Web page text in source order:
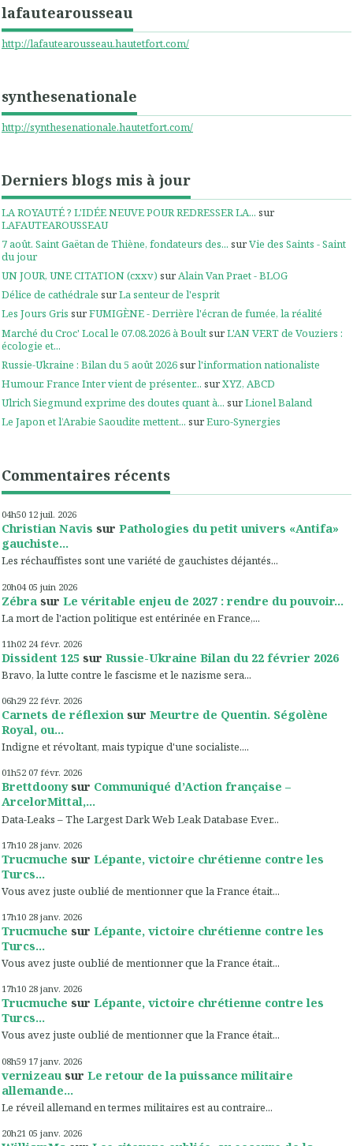
lafautearousseau
http://lafautearousseau.hautetfort.com/
synthesenationale
http://synthesenationale.hautetfort.com/
Derniers blogs mis à jour
LA ROYAUTÉ ? L'IDÉE NEUVE POUR REDRESSER LA... sur
LAFAUTEAROUSSEAU
7 août. Saint Gaëtan de Thiène, fondateurs des... surVie des Saints - Saint
du jour
UN JOUR, UNE CITATION (cxxv) surAlain Van Praet - BLOG
Délice de cathédrale surLa senteur de l'esprit
Les Jours Gris surFUMIGÈNE - Derrière l'écran de fumée, la réalité
Marché du Croc' Local le 07.08.2026 à BoultsurL'AN VERT de Vouziers :
écologie et...
Russie-Ukraine : Bilan du 5 août 2026surl'information nationaliste
Humour. France Inter vient de présenter... surXYZ, ABCD
Ulrich Siegmund exprime des doutes quant à... surLionel Baland
Le Japon et l’Arabie Saoudite mettent... surEuro-Synergies
Commentaires récents
04h50 12 juil. 2026
Christian Navis sur Pathologies du petit univers «Antifa»
gauchiste...
Les réchauffistes sont une variété de gauchistes déjantés...
20h04 05 juin 2026
Zébra sur Le véritable enjeu de 2027 : rendre du pouvoir...
La mort de l'action politique est entérinée en France,...
11h02 24 févr. 2026
Dissident 125 sur Russie-Ukraine Bilan du 22 février 2026
Bravo, la lutte contre le fascisme et le nazisme sera...
06h29 22 févr. 2026
Carnets de réflexion sur Meurtre de Quentin. Ségolène
Royal, ou...
Indigne et révoltant, mais typique d'une socialiste....
01h52 07 févr. 2026
Brettdoonysur Communiqué d’Action française –
ArcelorMittal,...
Data-Leaks – The Largest Dark Web Leak Database Ever...
17h10 28 janv. 2026
Trucmuche sur Lépante, victoire chrétienne contre les
Turcs...
Vous avez juste oublié de mentionner que la France était...
17h10 28 janv. 2026
Trucmuche sur Lépante, victoire chrétienne contre les
Turcs...
Vous avez juste oublié de mentionner que la France était...
17h10 28 janv. 2026
Trucmuche sur Lépante, victoire chrétienne contre les
Turcs...
Vous avez juste oublié de mentionner que la France était...
08h59 17 janv. 2026
vernizeau sur Le retour de la puissance militaire
allemande...
Le réveil allemand en termes militaires est au contraire...
20h21 05 janv. 2026